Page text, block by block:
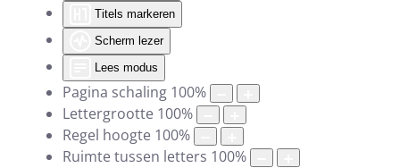
Titels markeren
Scherm lezer
Lees modus
Pagina schaling 100%
Lettergrootte 100%
Regel hoogte 100%
Ruimte tussen letters 100%